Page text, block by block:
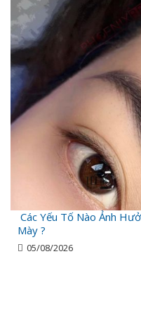
Các Yếu Tố Nào Ảnh
Mày ?
05/08/2026